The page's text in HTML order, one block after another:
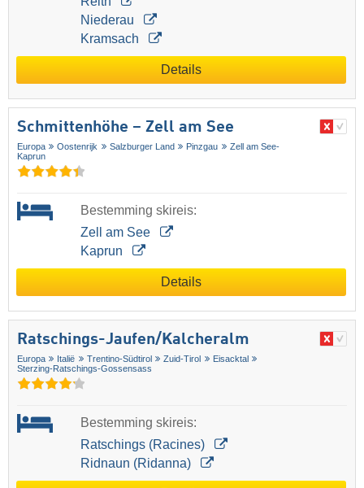
Niederau
Kramsach
Details
Schmittenhöhe – Zell am See
Europa Oostenrijk Salzburger Land Pinzgau
Zell am See-
Kaprun
Bestemming skireis:
Zell am See
Kaprun
Details
Ratschings-Jaufen/​Kalcheralm
Europa Italië Trentino-Südtirol Zuid-Tirol
Eisacktal
Sterzing-Ratschings-Gossensass
Bestemming skireis:
Ratschings (Racines)
Ridnaun (Ridanna)